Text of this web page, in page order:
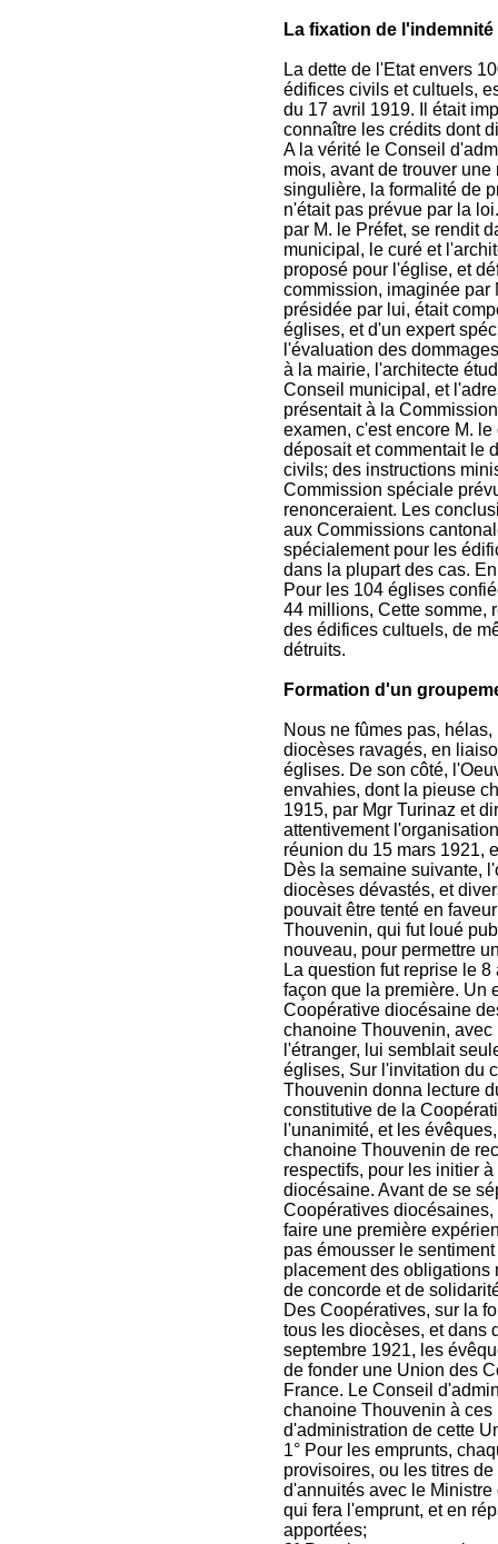
La fixation de
La dette de l'Etat envers
édifices civils et cultuels,
du 17 avril 1919. Il était
connaître les crédits dont
A la vérité le Conseil
mois, avant de trouver
singulière, la formalité de
n'était pas prévue par la
par M. le Préfet, se rendit
municipal, le curé et
proposé pour l'église, et
commission, imaginée par
présidée par lui, était
églises, et d'un expert
l'évaluation des
à la mairie, l'architecte
Conseil municipal, et
présentait à la
examen, c'est encore M.
déposait et commentait le
civils; des instructions
Commission spéciale
renonceraient. Les
aux Commissions
spécialement pour les
dans la plupart des cas.
Pour les 104 églises
44 millions, Cette somme,
des édifices cultuels, de
détruits.
Formation d'un
Nous ne fûmes pas,
diocèses ravagés, en
églises. De son côté,
envahies, dont la pieuse
1915, par Mgr Turinaz et
attentivement
réunion du 15 mars 1921,
Dès la semaine suivante,
diocèses dévastés, et
pouvait être tenté en
Thouvenin, qui fut loué
nouveau, pour permettre
La question fut reprise le
façon que la première. Un
Coopérative diocésaine
chanoine Thouvenin,
l'étranger, lui semblait
églises, Sur l'invitation du
Thouvenin donna lecture
constitutive de la
l'unanimité, et les
chanoine Thouvenin de
respectifs, pour les initier
diocésaine. Avant de se
Coopératives
faire une première
pas émousser le
placement des obligations
de concorde et de
Des Coopératives, sur la
tous les diocèses, et dans
septembre 1921, les
de fonder une Union des
France. Le Conseil
chanoine Thouvenin à
d'administration de cette
1° Pour les emprunts,
provisoires, ou les titres
d'annuités avec le
qui fera l'emprunt, et en
apportées;